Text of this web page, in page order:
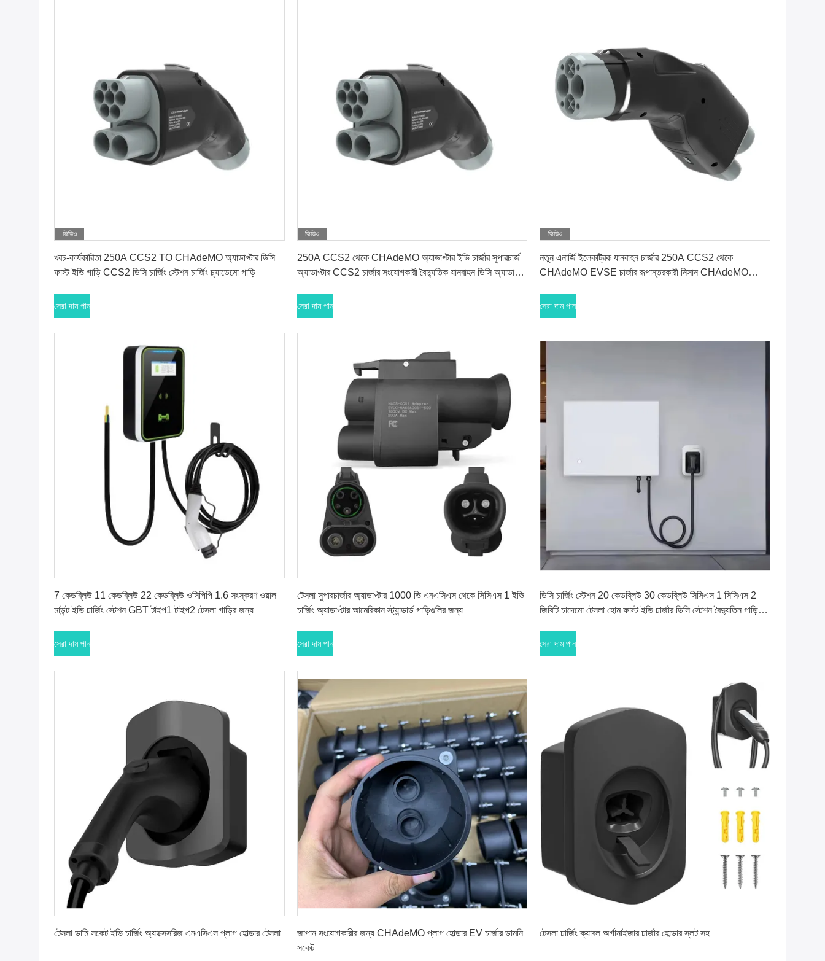
ভিডিও
খরচ-কার্যকারিতা 250A CCS2 TO CHAdeMO অ্যাডাপ্টার ডিসি
ফাস্ট ইভি গাড়ি CCS2 ডিসি চার্জিং স্টেশন চার্জিং চ্যাডেমো গাড়ি
সেরা দাম পান
ভিডিও
250A CCS2 থেকে CHAdeMO অ্যাডাপ্টার ইভি চার্জার সুপারচার্জ
অ্যাডাপ্টার CCS2 চার্জার সংযোগকারী বৈদ্যুতিক যানবাহন ডিসি অ্যাডাপ্টার
সেরা দাম পান
ভিডিও
নতুন এনার্জি ইলেকট্রিক যানবাহন চার্জার 250A CCS2 থেকে
CHAdeMO EVSE চার্জার রূপান্তরকারী নিসান CHAdeMO
সেরা দাম পান
7 কেডব্লিউ 11 কেডব্লিউ 22 কেডব্লিউ ওসিপিপি 1.6 সংস্করণ ওয়াল
মাউন্ট ইভি চার্জিং স্টেশন GBT টাইপ1 টাইপ2 টেসলা গাড়ির জন্য
সেরা দাম পান
টেসলা সুপারচার্জার অ্যাডাপ্টার 1000 ভি এনএসিএস থেকে সিসিএস 1 ইভি
চার্জিং অ্যাডাপ্টার আমেরিকান স্ট্যান্ডার্ড গাড়িগুলির জন্য
সেরা দাম পান
ডিসি চার্জিং স্টেশন 20 কেডব্লিউ 30 কেডব্লিউ সিসিএস 1 সিসিএস 2
জিবিটি চাদেমো টেসলা হোম ফাস্ট ইভি চার্জার ডিসি স্টেশন বৈদ্যুতিন গাড়ি
সেরা দাম পান
টেসলা ডামি সকেট ইভি চার্জিং অ্যাক্সেসরিজ এনএসিএস প্লাগ হোল্ডার টেসলা
জাপান সংযোগকারীর জন্য CHAdeMO প্লাগ হোল্ডার EV চার্জার ডামনি
সকেট
টেসলা চার্জিং ক্যাবল অর্গানাইজার চার্জার হোল্ডার স্লট সহ